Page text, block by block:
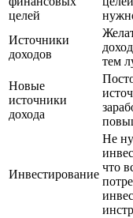
целей
Источники
доходов
тем
Новые
источники
дохода
Инвестирование
Не
что